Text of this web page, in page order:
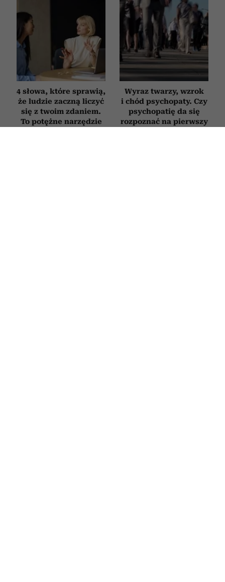
4 słowa, które sprawią,
że ludzie zaczną liczyć
się z twoim zdaniem.
To potężne narzędzie
Wyraz twarzy, wzrok
i chód psychopaty. Czy
psychopatię da się
rozpoznać na pierwszy